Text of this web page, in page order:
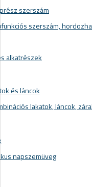
szerszám
szerszám,
alkatrészek
és láncok
lakatok, láncok,
napszemüveg